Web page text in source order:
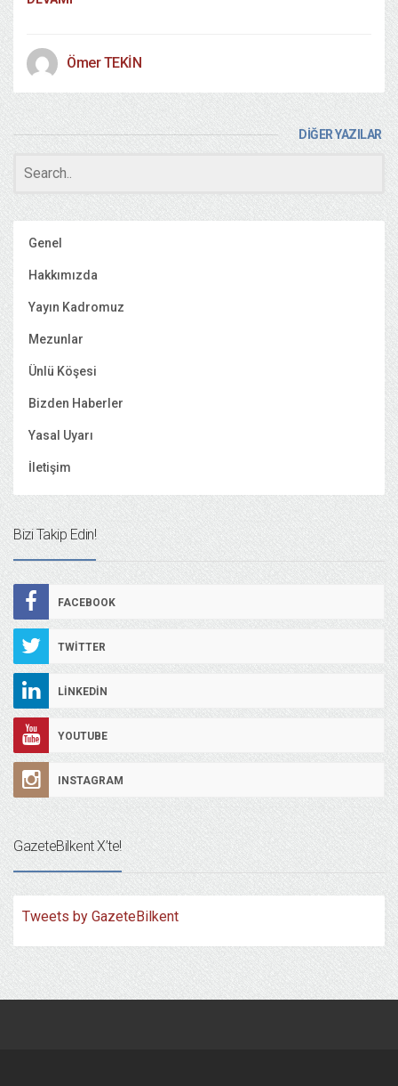
Ömer TEKİN
DİĞER YAZILAR
Genel
Hakkımızda
Yayın Kadromuz
Mezunlar
Ünlü Köşesi
Bizden Haberler
Yasal Uyarı
İletişim
Bizi Takip Edin!
FACEBOOK
TWITTER
LINKEDIN
YOUTUBE
INSTAGRAM
GazeteBilkent X’te!
Tweets by GazeteBilkent